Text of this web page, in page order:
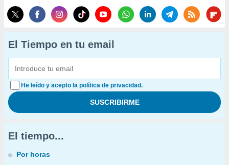
El Tiempo en tu email
He leído y acepto la política de privacidad.
El tiempo...
Por horas